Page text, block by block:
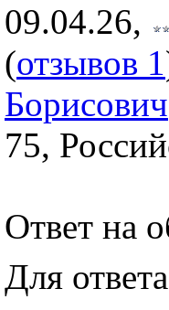
09.04.26,
(отзывов 1
Борисович
75,
Ответ на
Для